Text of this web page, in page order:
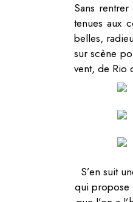
Sans
tenues aux
belles,
sur scène
vent, de Rio
S’en suit
qui propose